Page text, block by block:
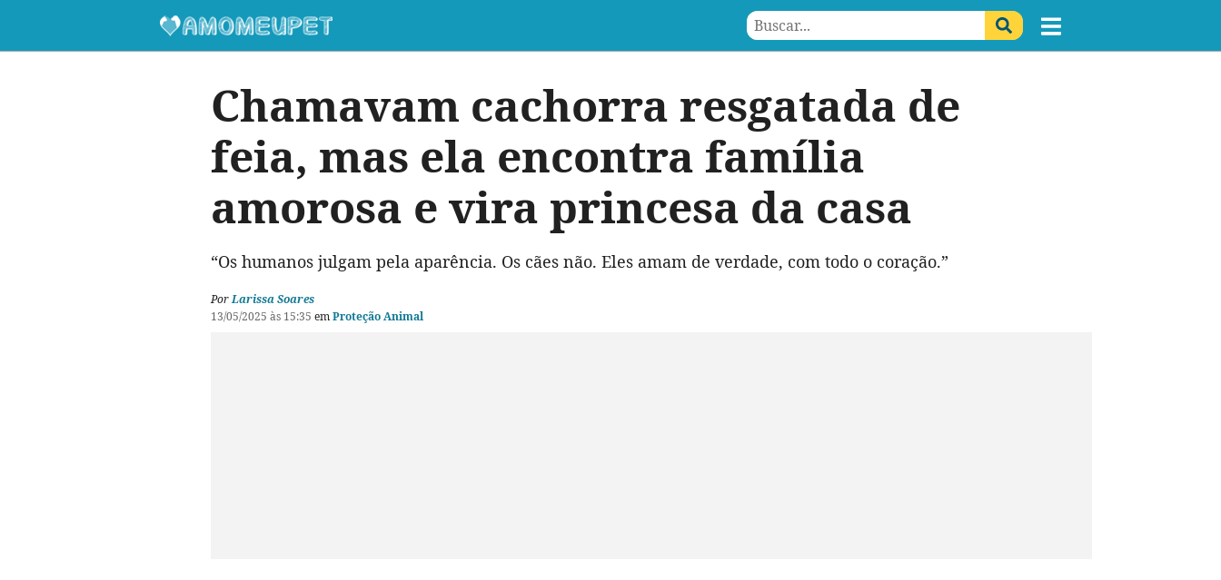
Chamavam cachorra resgatada de
feia, mas ela encontra família
amorosa e vira princesa da casa
“Os humanos julgam pela aparência. Os cães não. Eles amam de verdade, com todo o coração.”
PorLarissa Soares
13/05/2025 às 15:35 emProteção Animal